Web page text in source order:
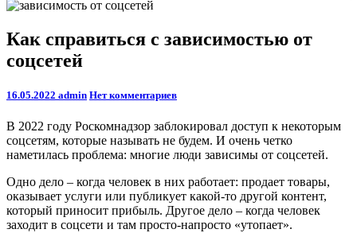
Как
справиться
с
от
Как справиться с зависимостью от
соцсетей
16.05.2022 admin Comments
Нет комментариев
В 2022 году Роскомнадзор заблокировал доступ к некоторым
соцсетям, которые называть не будем. И очень четко
наметилась проблема: многие люди зависимы от соцсетей.
Одно дело – когда человек в них работает: продает товары,
оказывает услуги или публикует какой-то другой контент,
который приносит прибыль. Другое дело – когда человек
заходит в соцсети и там просто-напросто «утопает».